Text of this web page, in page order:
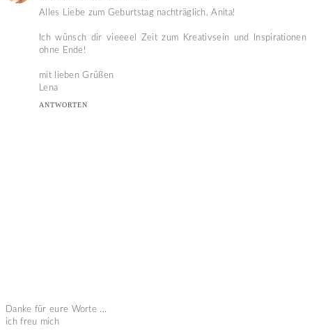
Alles Liebe zum Geburtstag nachträglich, Anita!
Ich wünsch dir vieeeel Zeit zum Kreativsein und Inspirationen
ohne Ende!
mit lieben Grüßen
Lena
ANTWORTEN
Danke für eure Worte ...
ich freu mich